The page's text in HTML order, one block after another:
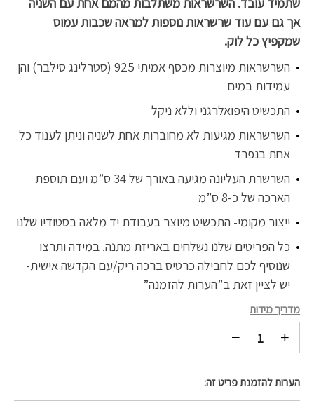
אך גם עם עוד שרשראות נוספות למראה שכבות עמוס
שמקפיץ כל לוק.
השרשראות מיוצרות מכסף אמיתי 925 (סטרלינג סילבר) והן
עמידות במים
התכשיט היפואלרגני וללא ניקל
השרשראות מגיעות לא מחוברות אחת לשניה וניתן לענוד כל
אחת בנפרד
השרשרת העליונה מגיעה באורך של 34 ס”מ ועם תוספת
הארכה של כ-8 ס”מ
ייצור מקומי- התכשיט מיוצר בעבודת יד מלאה בסטודיו שלנו
כל הפריטים שלנו נשלחים באריזת מתנה. במידה ותרצו
שנוסיף לכם לחבילה כרטיס ברכה ריק/עם הקדשה אישית-
יש לציין זאת ב”הערות להזמנה”
מדריך מידות
הערות להזמנת פריט זה: